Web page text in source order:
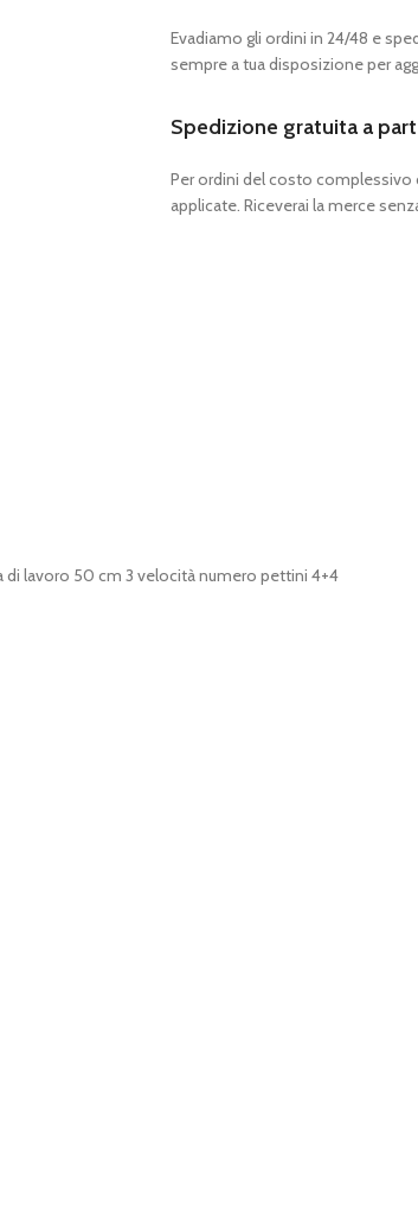
Evadiamo gli ordini in 24/48 e
sempre a tua disposizione per
Spedizione gratuita a
Per ordini del costo
applicate. Riceverai la merce
di lavoro 50 cm 3 velocità numero pettini 4+4